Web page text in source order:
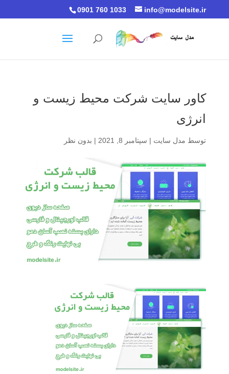
0901 760 1033 info@modelsite.ir
کاور سایت شرکت محیط زیست و
انرژی
توسط مدل سایت | سپتامبر 8, 2021 | بدون نظر